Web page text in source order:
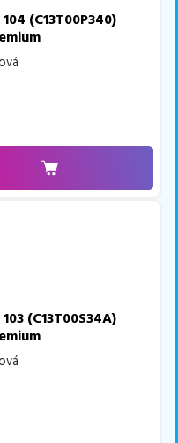
(C13T00P340)
(C13T00S34A)